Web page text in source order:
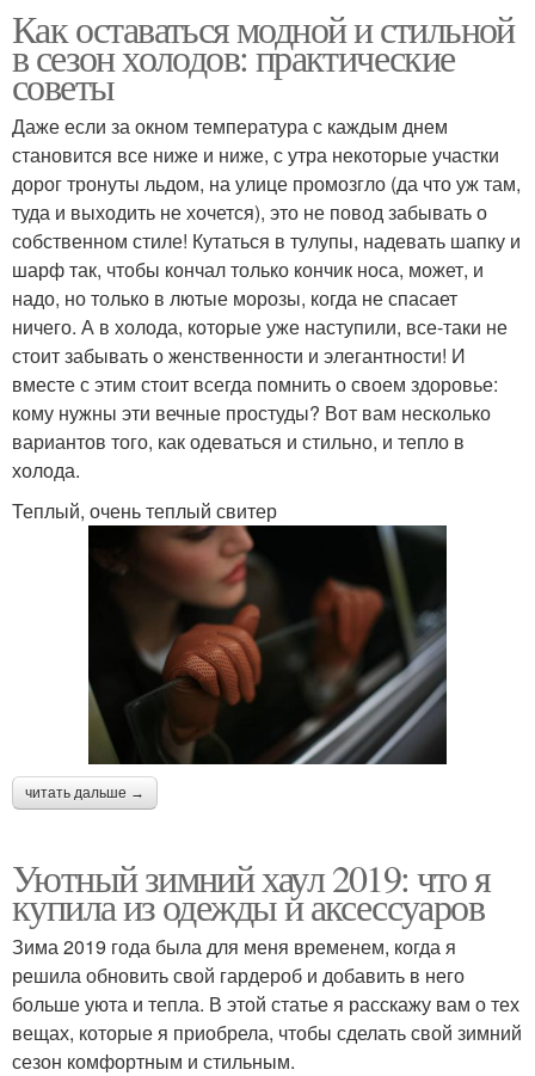
Как оставаться модной и стильной
в сезон холодов: практические
советы
Даже если за окном температура с каждым днем
становится все ниже и ниже, с утра некоторые участки
дорог тронуты льдом, на улице промозгло (да что уж там,
туда и выходить не хочется), это не повод забывать о
собственном стиле! Кутаться в тулупы, надевать шапку и
шарф так, чтобы кончал только кончик носа, может, и
надо, но только в лютые морозы, когда не спасает
ничего. А в холода, которые уже наступили, все-таки не
стоит забывать о женственности и элегантности! И
вместе с этим стоит всегда помнить о своем здоровье:
кому нужны эти вечные простуды? Вот вам несколько
вариантов того, как одеваться и стильно, и тепло в
холода.
Теплый, очень теплый свитер
читать дальше →
Уютный зимний хаул 2019: что я
купила из одежды и аксессуаров
Зима 2019 года была для меня временем, когда я
решила обновить свой гардероб и добавить в него
больше уюта и тепла. В этой статье я расскажу вам о тех
вещах, которые я приобрела, чтобы сделать свой зимний
сезон комфортным и стильным.